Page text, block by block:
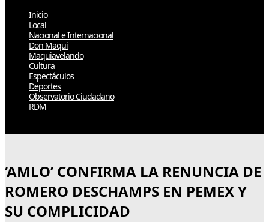
Inicio
Local
Nacional e Internacional
Don Maqui
Maquiavelando
Cultura
Espectáculos
Deportes
Observatorio Ciudadano
RDM
‘AMLO’ CONFIRMA LA RENUNCIA DE
ROMERO DESCHAMPS EN PEMEX Y
SU COMPLICIDAD